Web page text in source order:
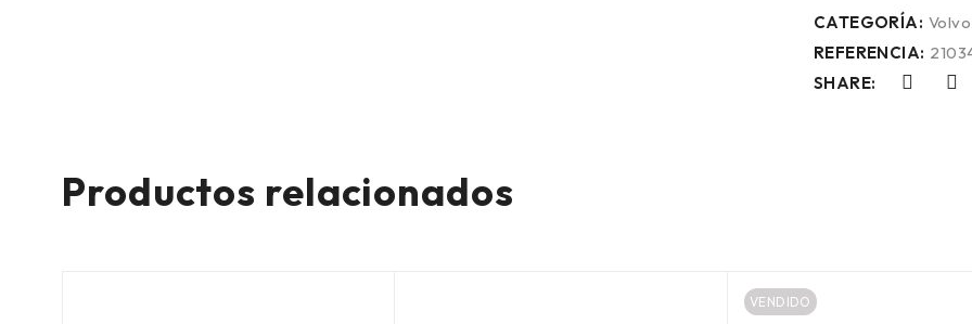
CATEGORÍA: Volvo
REFERENCIA:
SHARE:
Productos relacionados
VENDIDO